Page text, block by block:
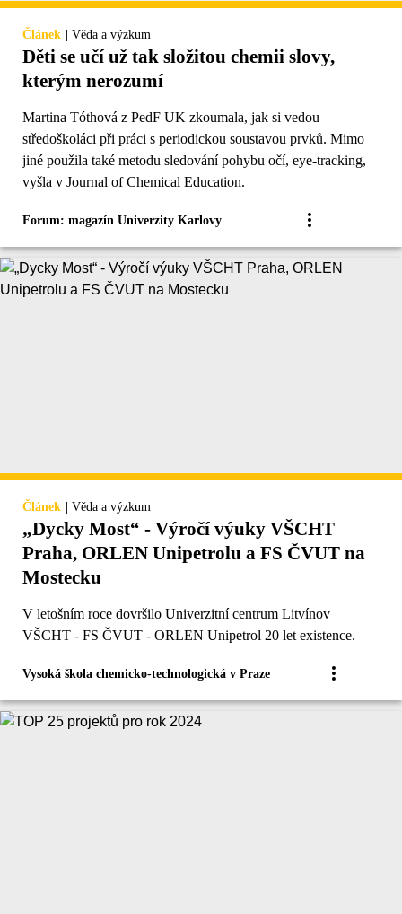
Článek | Věda a výzkum
Děti se učí už tak složitou chemii slovy,
kterým nerozumí
Martina Tóthová z PedF UK zkoumala, jak si vedou
středoškoláci při práci s periodickou soustavou prvků. Mimo
jiné použila také metodu sledování pohybu očí, eye-tracking,
vyšla v Journal of Chemical Education.
Forum: magazín Univerzity Karlovy
Článek | Věda a výzkum
„Dycky Most“ - Výročí výuky VŠCHT
Praha, ORLEN Unipetrolu a FS ČVUT na
Mostecku
V letošním roce dovršilo Univerzitní centrum Litvínov
VŠCHT - FS ČVUT - ORLEN Unipetrol 20 let existence.
Vysoká škola chemicko-technologická v Praze